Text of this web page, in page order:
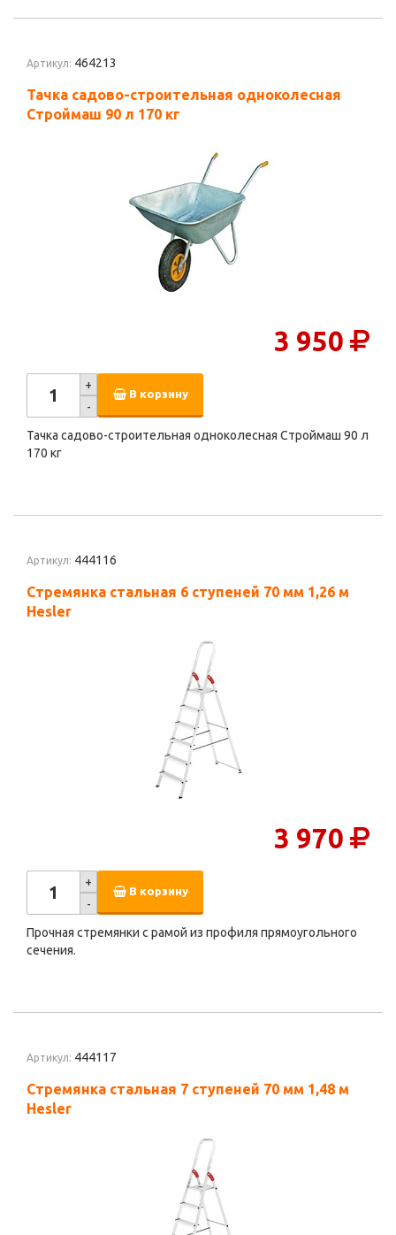
Артикул: 464213
Тачка садово-строительная одноколесная
Строймаш 90 л 170 кг
3 950
+
-
В корзину
Тачка садово-строительная одноколесная Строймаш 90 л
170 кг
Артикул: 444116
Стремянка стальная 6 ступеней 70 мм 1,26 м
Hesler
3 970
+
-
В корзину
Прочная стремянки с рамой из профиля прямоугольного
сечения.
Артикул: 444117
Стремянка стальная 7 ступеней 70 мм 1,48 м
Hesler